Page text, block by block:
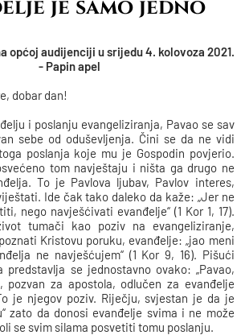
je samo jedno
općoj audijenciji u srijedu 4. kolovoza 2021.
- Papin apel
dobar dan!
i poslanju evangeliziranja, Pavao se sav
sebe od oduševljenja. Čini se da ne vidi
poslanja koje mu je Gospodin povjerio.
tom navještaju i ništa ga drugo ne
To je Pavlova ljubav, Pavlov interes,
Ide čak tako daleko da kaže: „Jer ne
nego navješćivati evanđelje“ (1 Kor 1, 17).
tumači kao poziv na evangeliziranje,
Kristovu poruku, evanđelje: „jao meni
ne navješćujem“ (1 Kor 9, 16). Pišući
predstavlja se jednostavno ovako: „Pavao,
pozvan za apostola, odlučen za evanđelje
je njegov poziv. Riječju, svjestan je da je
zato da donosi evanđelje svima i ne može
se svim silama posvetiti tomu poslanju.